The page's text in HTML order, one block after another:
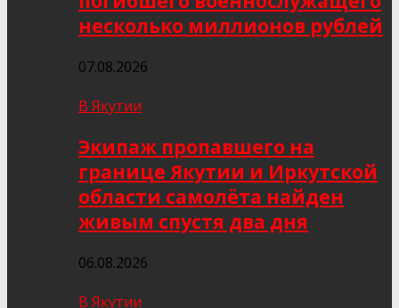
несколько миллионов рублей
07.08.2026
В Якутии
Экипаж пропавшего на
границе Якутии и Иркутской
области самолёта найден
живым спустя два дня
06.08.2026
В Якутии